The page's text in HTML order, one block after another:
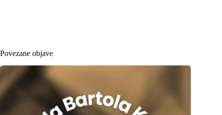
Povezane objave